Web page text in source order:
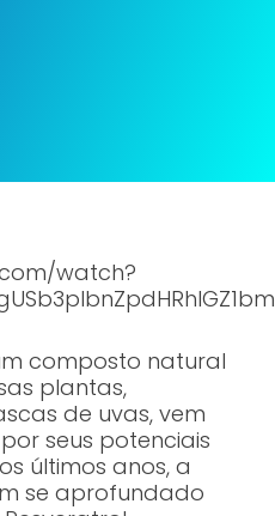
watch?
composto natural
plantas,
de uvas, vem
seus potenciais
últimos anos, a
se aprofundado